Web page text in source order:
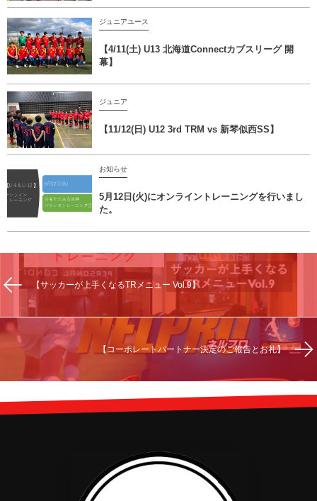
ジュニアユース
【4/11(土) U13 北海道Connectカブスリーグ 開
幕】
ジュニア
【11/12(日) U12 3rd TRM vs 新琴似西SS】
お知らせ
5月12日(火)にオンライントレーニングを行いまし
た。
【サッカーが上手くなるTRメニュー Vol.9】
【コーポレートパートナー決定のご報告とお礼】